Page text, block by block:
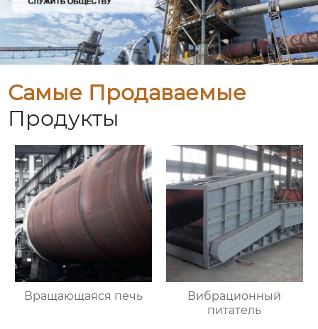
Самые Продаваемые
Продукты
Вращающаяся печь
Вибрационный
питатель